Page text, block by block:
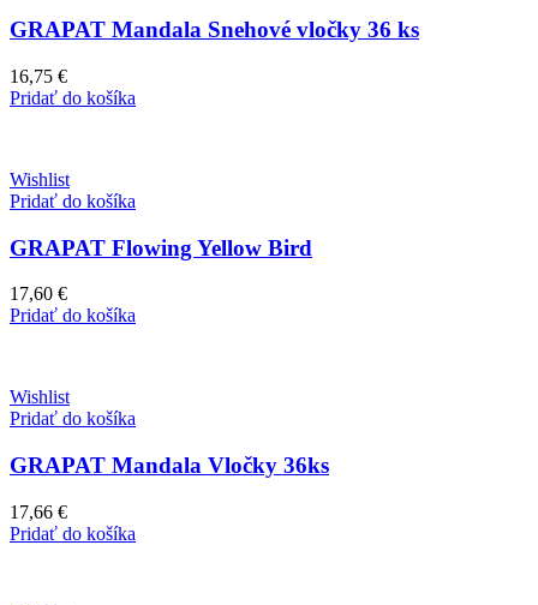
GRAPAT Mandala Snehové vločky 36 ks
16,75 €
Pridať do košíka
Wishlist
Pridať do košíka
GRAPAT Flowing Yellow Bird
17,60 €
Pridať do košíka
Wishlist
Pridať do košíka
GRAPAT Mandala Vločky 36ks
17,66 €
Pridať do košíka